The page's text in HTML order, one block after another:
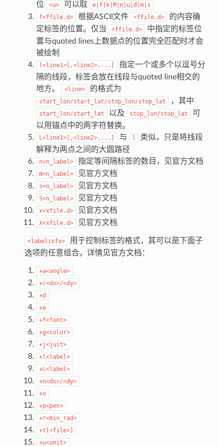
位
<u> 可以取
e|f|k|M|n|u|d|m|s
f<ffile.d>
根据ASCII文件 <ffile.d>
的内容确
定标签的位置。仅当
<ffile.d>
中指定的标签位
置与quoted lines上数据点的位置完全匹配时才会
被绘制
l<line1>[,<line2>,...]
指定一个或多个以逗号分
隔的线段，标签会放在线段与quoted line相交的
地方。
<line> 的格式为
start_lon/start_lat/stop_lon/stop_lat ，其中
start_lon/start_lat 以及 stop_lon/stop_lat
可
以用锚点中的两字符替换。
L<line1>[,<line2>,...] 与 l
类似，只是将线段
解释为两点之间的大圆路径
n<n_label> 指定等间隔标签的数目，见官方文档
N<n_label> 见官方文档
s<n_label> 见官方文档
S<n_label> 见官方文档
x<xfile.d> 见官方文档
X<xfile.d> 见官方文档
<labelinfo>
用于控制标签的格式，其可以是下面子
选项的任意组合，详情见官方文档：
+a<angle>
+c<dx>/<dy>
+d
+e
+f<font>
+g<color>
+j<just>
+l<label>
+L<label>
+n<dx>/<dy>
+o
+p<pen>
+r<min_rad>
+t[<file>]
+u<unit>